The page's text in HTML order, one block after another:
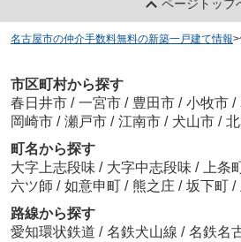
ページトップ
名古屋市の仲介手数料無料の新築一戸建て情報>
市区町村から探す
春日井市 / 一宮市 / 豊田市 / 小牧市 /
岡崎市 / 瀬戸市 / 江南市 / 犬山市 /
町名から探す
大字上志段味 / 大字中志段味 / 上条
六ツ師 / 如意申町 / 熊之庄 / 坂下町 /
路線から探す
愛知環状鉄道 / 名鉄犬山線 / 名鉄名